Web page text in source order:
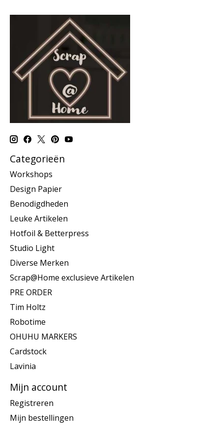
Categorieën
Workshops
Design Papier
Benodigdheden
Leuke Artikelen
Hotfoil & Betterpress
Studio Light
Diverse Merken
Scrap@Home exclusieve Artikelen
PRE ORDER
Tim Holtz
Robotime
OHUHU MARKERS
Cardstock
Lavinia
Mijn account
Registreren
Mijn bestellingen